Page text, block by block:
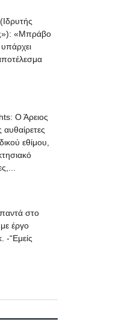
«Μπράβο
Ο Άρειος
αυθαίρετες
εθίμου,
στο
έργο
-“Εμείς